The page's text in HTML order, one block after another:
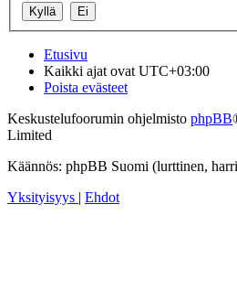
Etusivu
Kaikki ajat ovat UTC+03:00
Poista evästeet
Keskustelufoorumin ohjelmisto phpBB
Limited
Käännös: phpBB Suomi (lurttinen,
Yksityisyys | Ehdot